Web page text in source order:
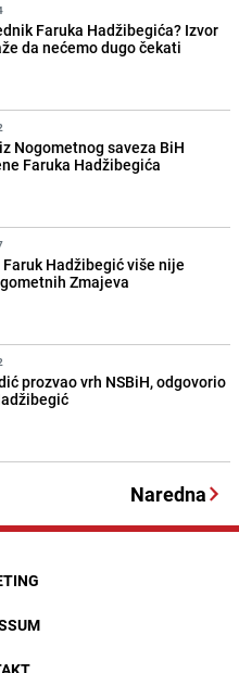
Faruka Hadžibegića? Izvor
da nećemo dugo čekati
Nogometnog saveza BiH
Faruka Hadžibegića
Hadžibegić više nije
Zmajeva
prozvao vrh NSBiH, odgovorio
Naredna